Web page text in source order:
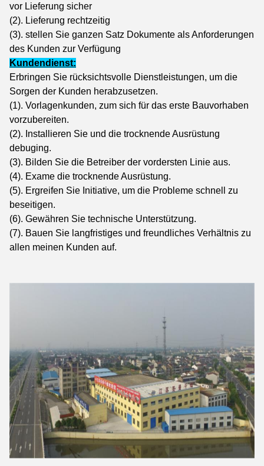
vor Lieferung sicher
(2). Lieferung rechtzeitig
(3). stellen Sie ganzen Satz Dokumente als Anforderungen
des Kunden zur Verfügung
Kundendienst:
Erbringen Sie rücksichtsvolle Dienstleistungen, um die
Sorgen der Kunden herabzusetzen.
(1). Vorlagenkunden, zum sich für das erste Bauvorhaben
vorzubereiten.
(2). Installieren Sie und die trocknende Ausrüstung
debuging.
(3). Bilden Sie die Betreiber der vordersten Linie aus.
(4). Exame die trocknende Ausrüstung.
(5). Ergreifen Sie Initiative, um die Probleme schnell zu
beseitigen.
(6). Gewähren Sie technische Unterstützung.
(7). Bauen Sie langfristiges und freundliches Verhältnis zu
allen meinen Kunden auf.